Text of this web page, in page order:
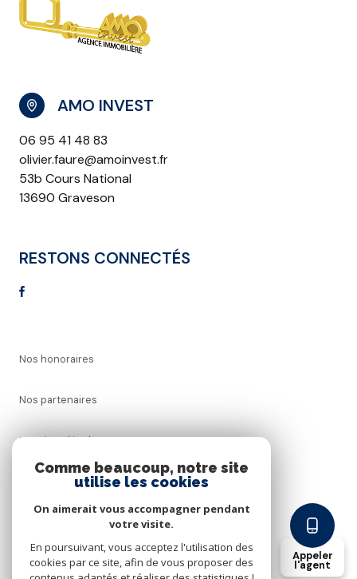
Appeler
l'agent
AMO INVEST
06 95 41 48 83
olivier.faure@amoinvest.fr
53b Cours National
13690 Graveson
RESTONS CONNECTÉS
Nos honoraires
Nos partenaires
Mentions légales
Cookies
Comme beaucoup, notre site
utilise les cookies
On aimerait vous accompagner pendant
votre visite.
En poursuivant, vous acceptez l'utilisation des
cookies par ce site, afin de vous proposer des